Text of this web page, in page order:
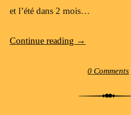
et l’été dans 2 mois…
Continue reading →
0 Comments